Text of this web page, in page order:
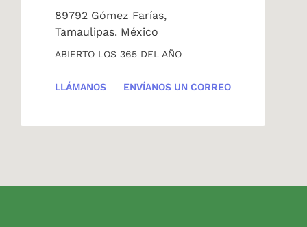
89792 Gómez Farías,
Tamaulipas. México
ABIERTO LOS 365 DEL AÑO
LLÁMANOS ENVÍANOS UN CORREO